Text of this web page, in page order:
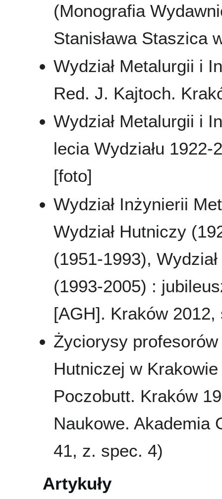
(Monografia
Stanisława Staszica
Wydział Metalurgii i
Red. J. Kajtoch.
Wydział Metalurgii i
lecia Wydziału
[foto]
Wydział Inżynierii
Wydział Hutniczy
(1951-1993),
(1993-2005) :
[AGH]. Kraków
Życiorysy
Hutniczej w
Poczobutt. Kraków
Naukowe. Akademia
41, z. spec. 4)
Artykuły